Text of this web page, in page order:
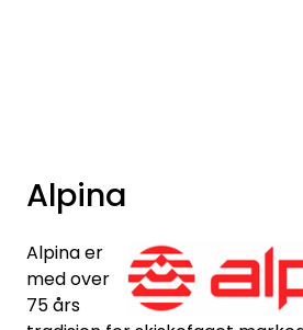
Alpina
Alpina er
med over
75 års
Mediaportalen